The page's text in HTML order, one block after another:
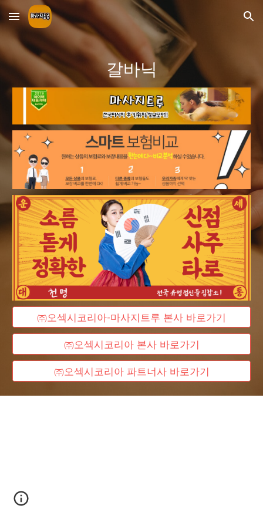
Skip to main content Skip to navigation
갈바닉
㈜오섹시코리아-마사지트루 본사 바로가기
㈜오섹시코리아 본사 바로가기
㈜오섹시코리아 파트너사 바로가기